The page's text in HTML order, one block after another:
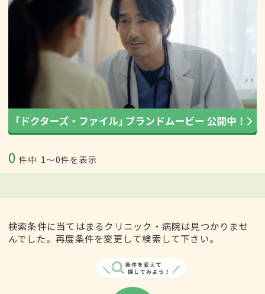
0 件中 1〜0件を表示
検索条件に当てはまるクリニック・病院は見つかりませ
んでした。再度条件を変更して検索して下さい。